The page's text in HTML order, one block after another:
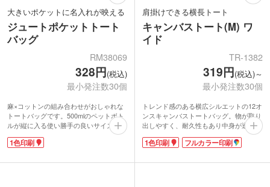
大きいポケットに名入れが映える
ジュートポケットトート
バッグ
RM38069
328円(税込)
最小発注数30個
麻×コットンの組み合わせがおしゃれな
トートバッグです。500mlのペットボト
ルが縦に入る使い勝手の良いサイズ。ロ
ープタイプの持ち手など、細部にこだわ
ったデザインです。マチ付きで自立する
コットン素材の大きな外ポケットに大き
1色印刷
肩掛けできる横長トート
キャンバストート(M) ワ
イド
TR-1382
319円(税込)～
最小発注数30個
トレンド感のある横広シルエットの12オ
ンスキャンバストートバッグ。物が取り
出しやすく、耐久性もあり中身が透けて
見えることがありません。肩掛けができ
る長めのハンドル。舟底マチ付きでA4書
から、普段使いはもちろん通勤・通学に
1色印刷 フルカラー印刷